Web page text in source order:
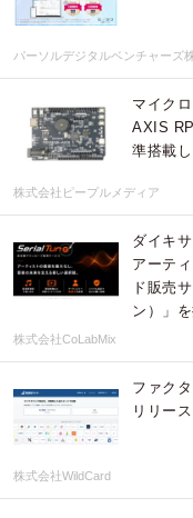
パーソルデジタルベンチャーズ
マイク
AXIS
準搭載
株式会社ピープルメディア
ダイキ
アーテ
ド販売
ン）」
株式会社CoLabMix
ファク
リリー
株式会社WildCard